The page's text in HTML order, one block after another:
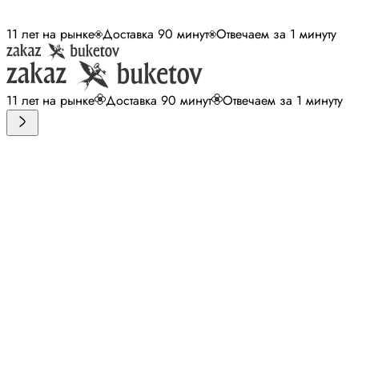
11 лет на рынке Доставка 90 минут Отвечаем за 1 минуту
11 лет на рынке Доставка 90 минут Отвечаем за 1 минуту